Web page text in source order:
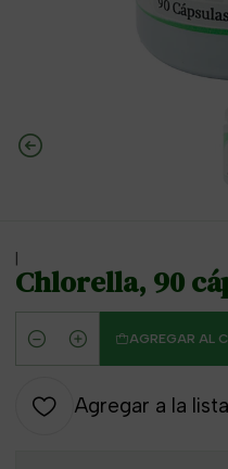
|
Chlorella, 90
Cantidad
AGREGAR AL
Agregar a la